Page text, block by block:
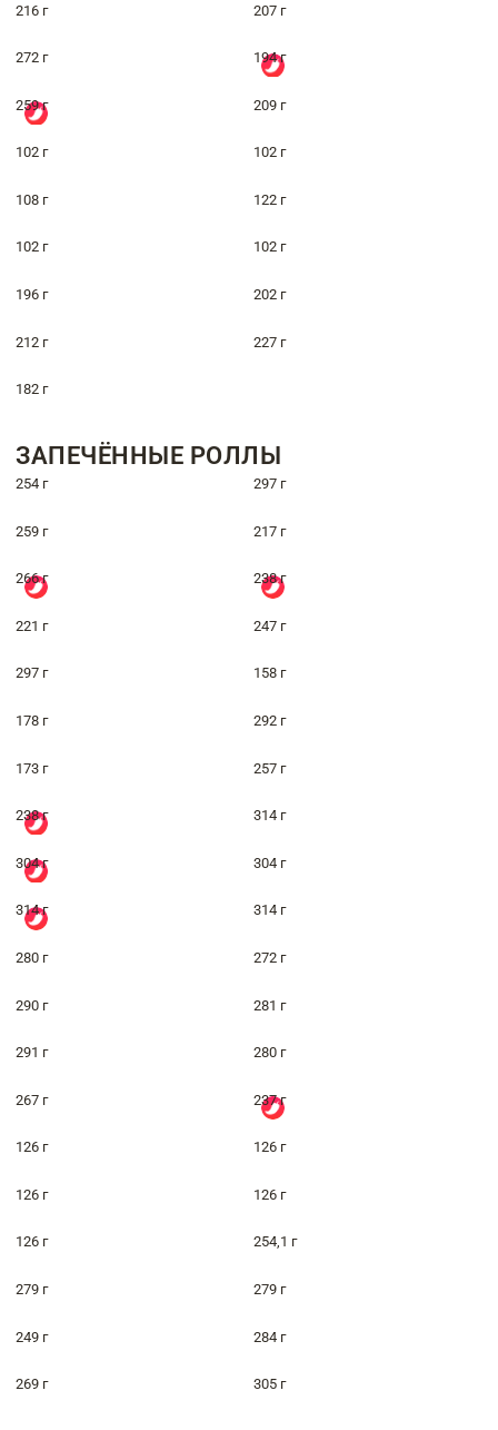
216 г 207 г
272 г 194 г
259 г 209 г
102 г 102 г
108 г 122 г
102 г 102 г
196 г 202 г
212 г 227 г
182 г
ЗАПЕЧЁННЫЕ РОЛЛЫ
254 г 297 г
259 г 217 г
266 г 238 г
221 г 247 г
297 г 158 г
178 г 292 г
173 г 257 г
238 г 314 г
304 г 304 г
314 г 314 г
280 г 272 г
290 г 281 г
291 г 280 г
267 г 237 г
126 г 126 г
126 г 126 г
126 г 254,1 г
279 г 279 г
249 г 284 г
269 г 305 г